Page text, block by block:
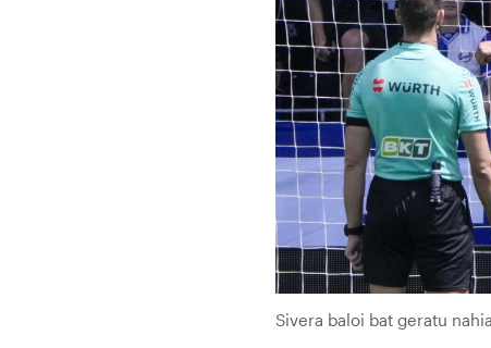
Sivera baloi bat geratu